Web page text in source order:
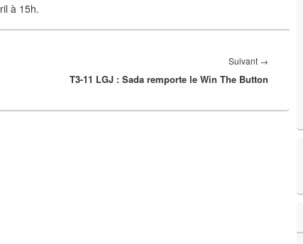
à 15h.
Suivant →
T3-11 LGJ : Sada remporte le Win The Button